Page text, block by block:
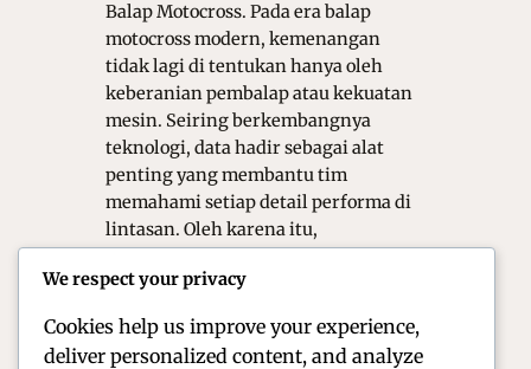
Balap Motocross. Pada era balap
motocross modern, kemenangan
tidak lagi di tentukan hanya oleh
keberanian pembalap atau kekuatan
mesin. Seiring berkembangnya
teknologi, data hadir sebagai alat
penting yang membantu tim
memahami setiap detail performa di
lintasan. Oleh karena itu,
satu faktor utama yang menentukan
We respect your privacy
Cookies help us improve your experience,
deliver personalized content, and analyze